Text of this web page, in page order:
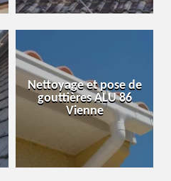
Nettoyage et pose de
gouttières ALU 86
Vienne